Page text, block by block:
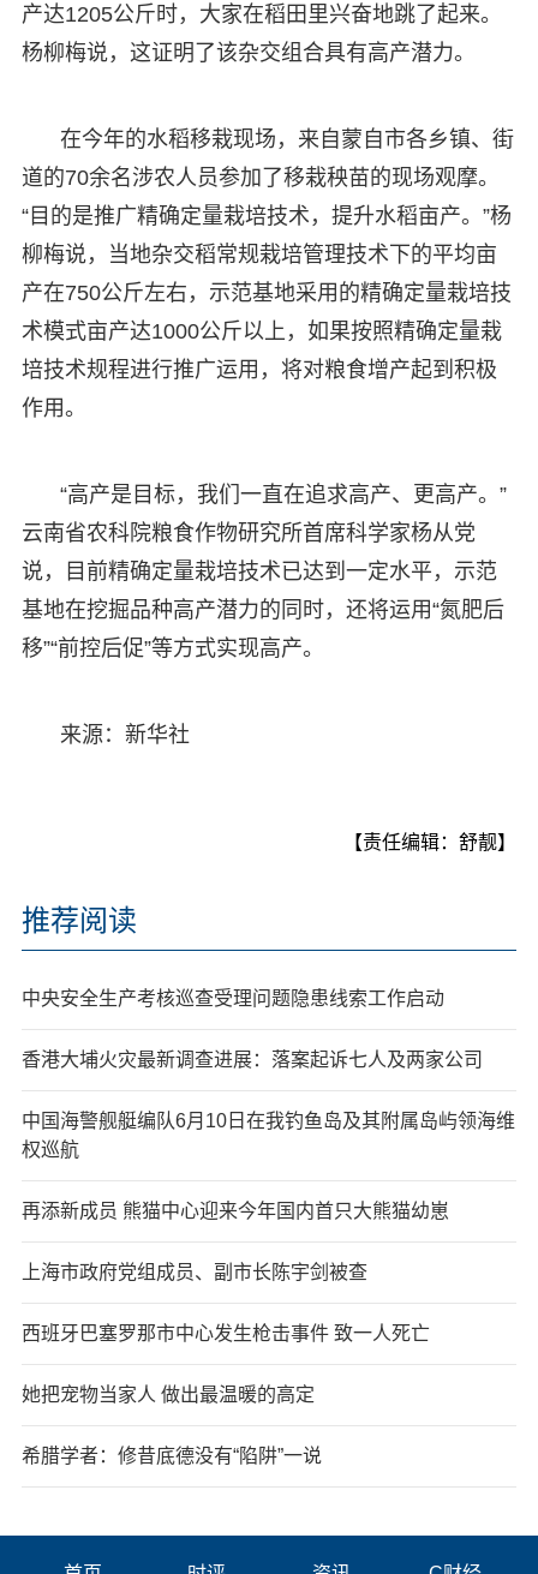
产达1205公斤时，大家在稻田里兴奋地跳了起来。
杨柳梅说，这证明了该杂交组合具有高产潜力。
在今年的水稻移栽现场，来自蒙自市各乡镇、街
道的70余名涉农人员参加了移栽秧苗的现场观摩。
“目的是推广精确定量栽培技术，提升水稻亩产。”杨
柳梅说，当地杂交稻常规栽培管理技术下的平均亩
产在750公斤左右，示范基地采用的精确定量栽培技
术模式亩产达1000公斤以上，如果按照精确定量栽
培技术规程进行推广运用，将对粮食增产起到积极
作用。
“高产是目标，我们一直在追求高产、更高产。”
云南省农科院粮食作物研究所首席科学家杨从党
说，目前精确定量栽培技术已达到一定水平，示范
基地在挖掘品种高产潜力的同时，还将运用“氮肥后
移”“前控后促”等方式实现高产。
来源：新华社
【责任编辑：舒靓】
推荐阅读
中央安全生产考核巡查受理问题隐患线索工作启动
香港大埔火灾最新调查进展：落案起诉七人及两家公司
中国海警舰艇编队6月10日在我钓鱼岛及其附属岛屿领海维
权巡航
再添新成员 熊猫中心迎来今年国内首只大熊猫幼崽
上海市政府党组成员、副市长陈宇剑被查
西班牙巴塞罗那市中心发生枪击事件 致一人死亡
她把宠物当家人 做出最温暖的高定
希腊学者：修昔底德没有“陷阱”一说